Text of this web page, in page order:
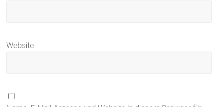
Website